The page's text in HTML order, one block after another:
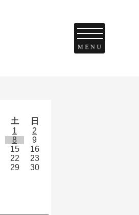
土 日
1
2
8
9
15
16
22
23
29
30